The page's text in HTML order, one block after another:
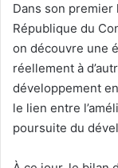
Dans son
République du
on découvre une
réellement à
développement
le lien entre
poursuite du